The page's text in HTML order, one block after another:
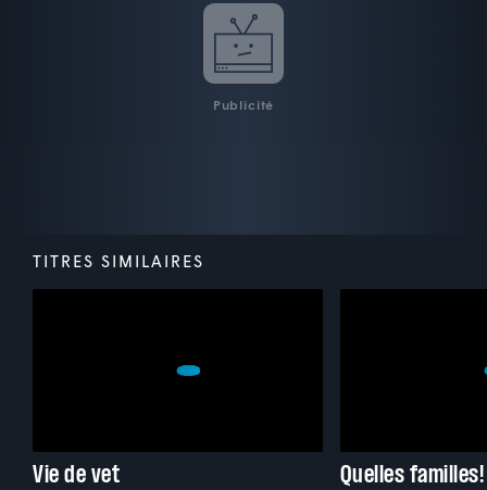
Publicité
TITRES SIMILAIRES
Vie de vet Quelles familles!